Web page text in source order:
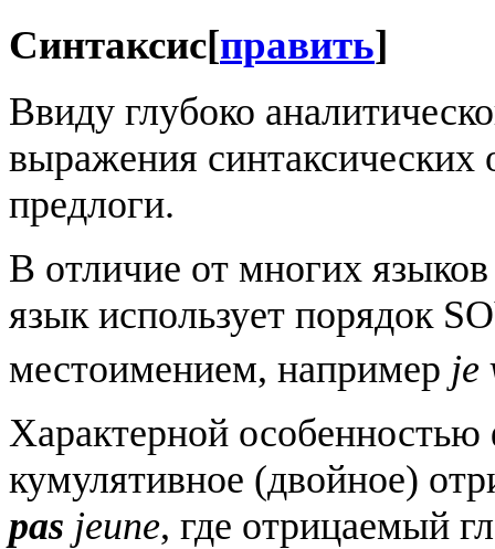
Синтаксис[править]
Ввиду глубоко
выражения
предлоги.
В отличие от многих
язык использует порядок
местоимением, например je
Характерной особенностью
кумулятивное (двойное)
pas jeune, где отрицаемый